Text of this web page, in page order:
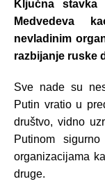
Ključna
Medvedeva
nevladinim
razbijanje ruske
Sve nade su
Putin vratio u
društvo, vidno
Putinom
organizacijama
druge.